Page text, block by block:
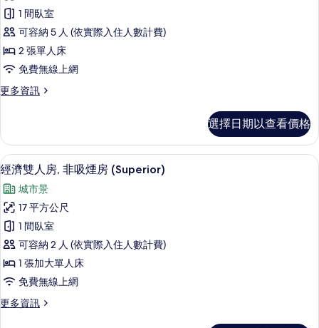
片
房
的
詳
情
準
雙
床
房,
非
吸
房
的
所
有
相
片
1 間臥室
可容納 5 人 (依實際入住人數計費)
2 張單人床
免費無線上網
更多資訊
更
雙
床
房,
吸
煙
房
的
詳
情
選擇日期以查看價格
顯
示
經
濟
雙
人
房,
非
吸
經濟雙人房, 非吸煙房 (Superior) | 客
6
經濟雙人房, 非吸煙房 (Superior)
城市景
17 平方公尺
1 間臥室
可容納 2 人 (依實際入住人數計費)
1 張加大單人床
免費無線上網
更多資訊
更